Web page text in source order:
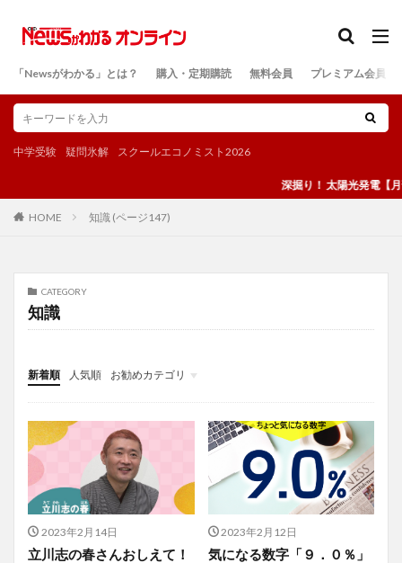
「Newsがわかる」とは？ 購入・定期購読 無料会員 プレミアム会員
中学受験 疑問氷解 スクールエコノミスト2026
深掘り！ 太陽光発電【月
HOME 知識 (ページ147)
CATEGORY
知識
新着順 人気順
お勧めカテゴリ
投稿
学び
マンガ
電子書籍
2023年2月14日
立川志の春さんおしえて！
2023年2月12日
気になる数字「９．０％」
検索